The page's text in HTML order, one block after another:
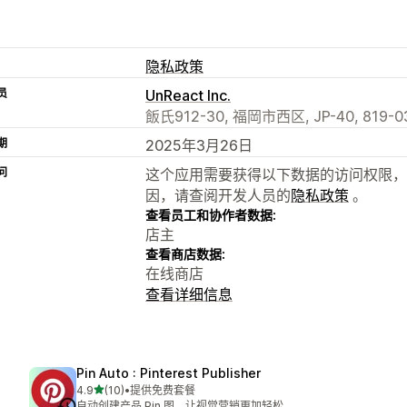
隐私政策
UnReact Inc.
飯氏912-30, 福岡市西区, JP-40, 819-
2025年3月26日
这个应用需要获得以下数据的访问权限
因，请查阅开发人员的隐私政策 。
查看员工和协作者数据:
店主
查看商店数据:
在线商店
查看详细信息
Pin Auto : Pinterest Publisher
4.9星（满分 5 星）
(10)
总共 10 条评论
•提供免费套餐